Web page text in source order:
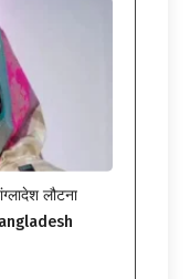
लौटना